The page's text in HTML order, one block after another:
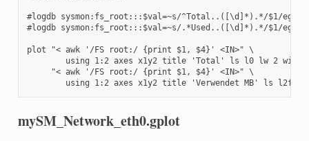
#logdb sysmon:fs_root:::$val=~s/^Total..([\d]*).*/$1/eg
#logdb sysmon:fs_root:::$val=~s/.*Used..([\d]*).*/$1/eg
plot "< awk '/FS root:/ {print $1, $4}' <IN>" \
     "< awk '/FS root:/ {print $1, $4}' <IN>" \
using 1:2 axes x1y2 title 'Verwendet MB' ls
mySM_Network_eth0.gplot